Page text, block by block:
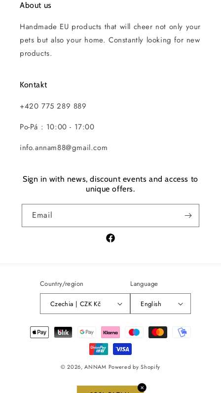
About us
Handmade EU products that will cheer not only your
pets but also your home. Constantly looking for new
products.
Kontakt
+420 775 289 889
Po-Pá : 10:00 - 17:00
info.annam88@gmail.com
Sign in with news, discount events and access to
unique offers.
Email
Facebook
Country/region
Czechia | CZK Kč
Language
English
Payment
methods
© 2026,ANNAM Powered by Shopify
✕